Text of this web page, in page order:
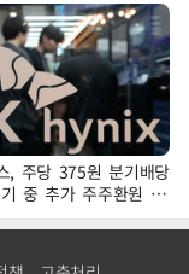
, 주당 375원 분기배당
중 추가 주주환원 발